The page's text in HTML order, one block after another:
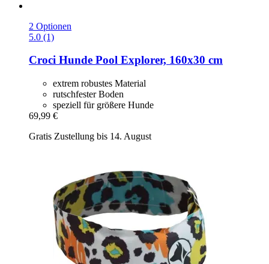
2 Optionen
5.0 (1)
Croci Hunde Pool Explorer, 160x30 cm
extrem robustes Material
rutschfester Boden
speziell für größere Hunde
69,99 €
Gratis Zustellung bis 14. August